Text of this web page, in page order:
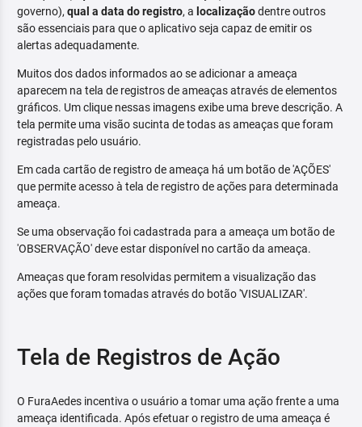
governo), qual a data do registro, a localizaçãodentre outros
são essenciais para que o aplicativo seja capaz de emitir os
alertas adequadamente.
Muitos dos dados informados ao se adicionar a ameaça
aparecem na tela de registros de ameaças através de elementos
gráficos. Um clique nessas imagens exibe uma breve descrição. A
tela permite uma visão sucinta de todas as ameaças que foram
registradas pelo usuário.
Em cada cartão de registro de ameaça há um botão de 'AÇÕES'
que permite acesso à tela de registro de ações para determinada
ameaça.
Se uma observação foi cadastrada para a ameaça um botão de
'OBSERVAÇÃO' deve estar disponível no cartão da ameaça.
Ameaças que foram resolvidas permitem a visualização das
ações que foram tomadas através do botão 'VISUALIZAR'.
Tela de Registros de Ação
O FuraAedes incentiva o usuário a tomar uma ação frente a uma
ameaça identificada. Após efetuar o registro de uma ameaça é